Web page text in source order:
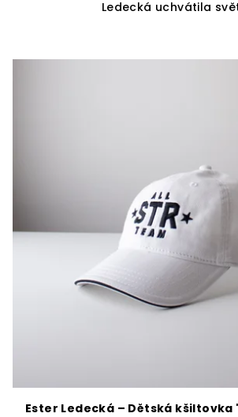
Ledecká uchvátila
Ester Ledecká – Dětská kšiltovka